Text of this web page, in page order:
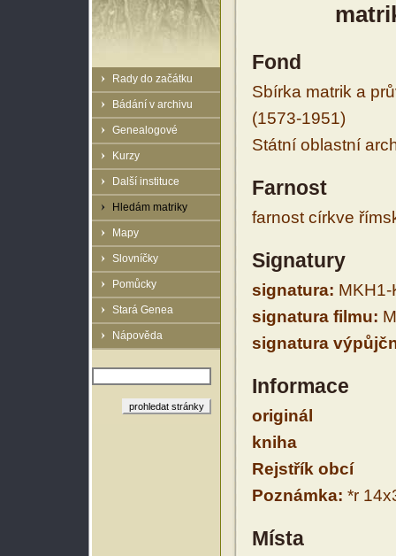
Rady do začátku
Bádání v archivu
Genealogové
Kurzy
Další instituce
Hledám matriky
Mapy
Slovníčky
Pomůcky
Stará Genea
Nápověda
Fond
Sbírka matrik a
(1573-1951)
Státní oblastní
Farnost
farnost církve
Signatury
signatura: MKH1-
signatura filmu:
signatura
Informace
originál
kniha
Rejstřík obcí
Poznámka: *r
Místa